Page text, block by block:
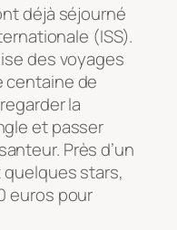
déjà séjourné
(ISS).
des voyages
centaine de
la
et passer
Près d’un
stars,
euros pour